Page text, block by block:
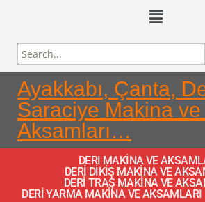
Ayakkabı, Çanta,
Saraciye Makina ve
Aksamları…
DERI MAKİNA VE
DERİ DİKİŞ MAKİNA VE
DERİ TRAŞ MAKİNA VE
DERİ YARMA MAKİNA VE AKSAMLARI